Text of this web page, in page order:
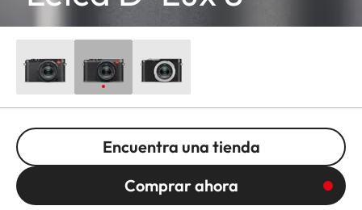
Encuentra una tienda
Comprar ahora